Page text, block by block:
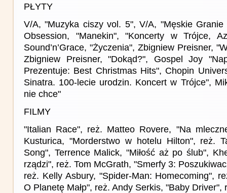
PŁYTY
V/A, "Muzyka ciszy vol. 5", V/A, "Męskie
Obsession, "Manekin", "Koncerty w Trójce,
Sound’n’Grace, "Życzenia", Zbigniew Preisner,
Zbigniew Preisner, "Dokąd?", Gospel Joy
Prezentuje: Best Christmas Hits", Chopin
Sinatra. 100-lecie urodzin. Koncert w Trójce",
nie chce"
FILMY
"Italian Race", reż. Matteo Rovere, "Na
Kusturica, "Morderstwo w hotelu Hilton", reż.
Song", Terrence Malick, "Miłość aż po ślub",
rządzi", reż. Tom McGrath, "Smerfy 3:
reż. Kelly Asbury, "Spider-Man: Homecoming",
O Planetę Małp", reż. Andy Serkis, "Baby Driver",